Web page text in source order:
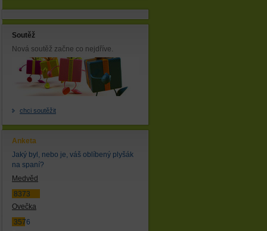
Soutěž
Nová soutěž začne co nejdříve.
chci soutěžit
Anketa
Jaký byl, nebo je, váš oblíbený plyšák
na spaní?
Medvěd
8373
Ovečka
3576